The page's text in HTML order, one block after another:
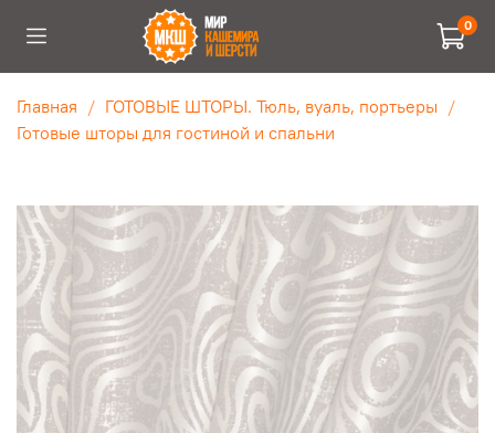
0
Главная
ГОТОВЫЕ ШТОРЫ. Тюль, вуаль, портьеры
Готовые шторы для гостиной и спальни